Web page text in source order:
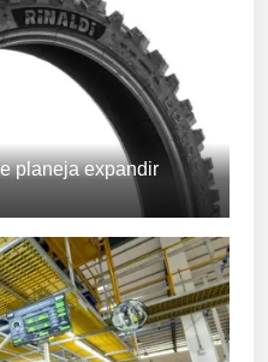
planeja expandir